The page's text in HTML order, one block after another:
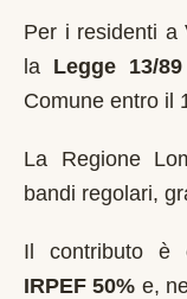
Per i residenti a
la Legge 13/
Comune entro il
La Regione
bandi regolari,
Il contributo è
IRPEF 50% e,